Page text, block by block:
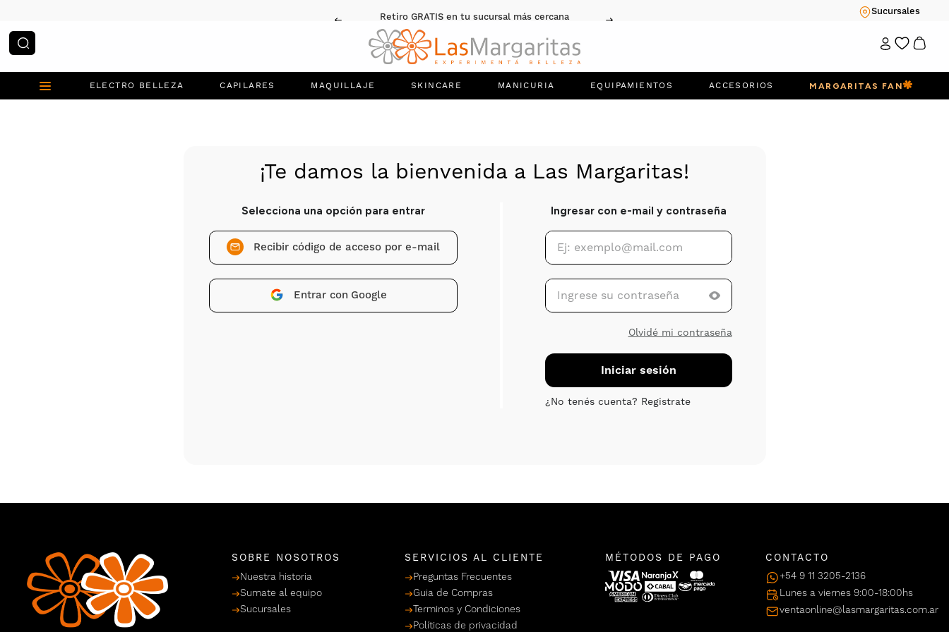
Retiro GRATIS en tu sucursal más cercana Sucursales
¿Qué estás buscando?
ELECTRO BELLEZA CAPILARES MAQUILLAJE SKINCARE MANICURIA EQUIPAMIENTOS ACCESORIOS MARGARITAS FAN
Recibir código de acceso por e-mail
Entrar con Google
Olvidé mi contraseña
SOBRE NOSOTROS
Nuestra historia
Sumate al equipo
Sucursales
SERVICIOS AL CLIENTE
Preguntas Frecuentes
Guia de Compras
Terminos y Condiciones
Políticas de privacidad
MÉTODOS DE PAGO
CONTACTO
+54 9 11 3205-2136
Lunes a viernes 9:00-18:00hs
ventaonline@lasmargaritas.com.ar